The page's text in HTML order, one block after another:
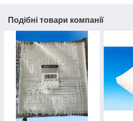
Подібні товари компанії